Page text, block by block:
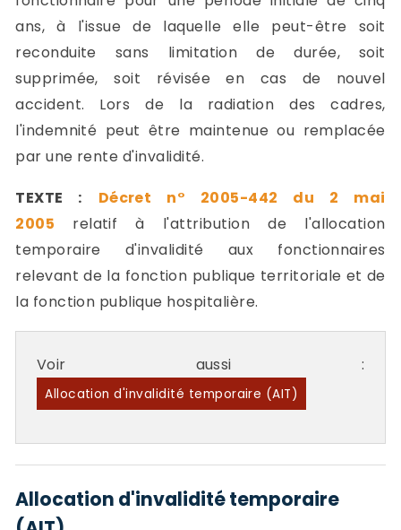
ans, à l'issue de laquelle elle peut-être soit
reconduite sans limitation de durée, soit
supprimée, soit révisée en cas de nouvel
accident. Lors de la radiation des cadres,
l'indemnité peut être maintenue ou remplacée
par une rente d'invalidité.
TEXTE :
Décret n° 2005-442 du 2 mai
2005 relatif à l'attribution de l'allocation
temporaire d'invalidité aux fonctionnaires
relevant de la fonction publique territoriale et de
la fonction publique hospitalière.
Voir aussi :
Allocation d'invalidité temporaire (AIT)
Allocation d'invalidité temporaire